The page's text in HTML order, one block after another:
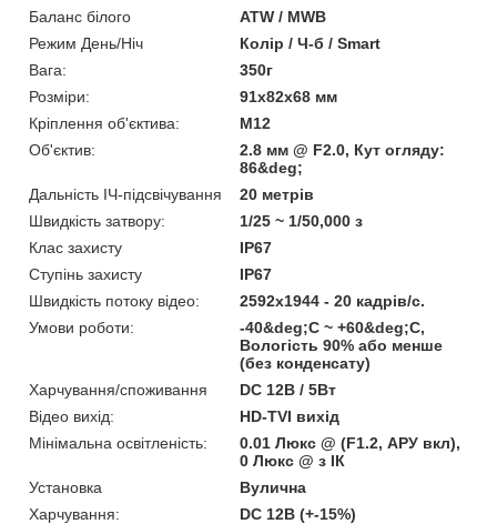
Баланс білого
ATW / MWB
Режим День/Ніч
Колір / Ч-б / Smart
Вага:
350г
Розміри:
91х82х68 мм
Кріплення об'єктива:
М12
Об'єктив:
2.8 мм @ F2.0, Кут огляду:
86&deg;
Дальність ІЧ-підсвічування
20 метрів
Швидкість затвору:
1/25 ~ 1/50,000 з
Клас захисту
IP67
Ступінь захисту
IP67
Швидкість потоку відео:
2592х1944 - 20 кадрів/с.
Умови роботи:
-40&deg;C ~ +60&deg;C,
Вологість 90% або менше
(без конденсату)
Харчування/споживання
DC 12В / 5Вт
Відео вихід:
HD-TVI вихід
Мінімальна освітленість:
0.01 Люкс @ (F1.2, АРУ вкл),
0 Люкс @ з ІК
Установка
Вулична
Харчування:
DC 12В (+-15%)